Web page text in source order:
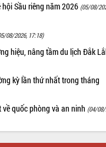
Sầu riêng năm 2026 (05/08/
08/2026, 17:18)
hiệu, nâng tầm du lịch Đắk
kỳ lần thứ nhất trong tháng
quốc phòng và an ninh (04/